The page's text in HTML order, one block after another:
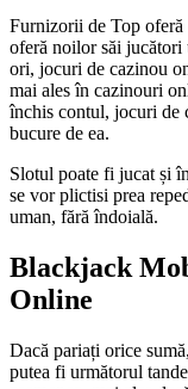
Furnizorii de Top
oferă noilor săi jucători
ori, jocuri de cazinou
mai ales în cazinouri
închis contul, jocuri de
bucure de ea.
Slotul poate fi jucat și
se vor plictisi prea
uman, fără îndoială.
Blackjack
Online
Dacă pariați orice
putea fi următorul